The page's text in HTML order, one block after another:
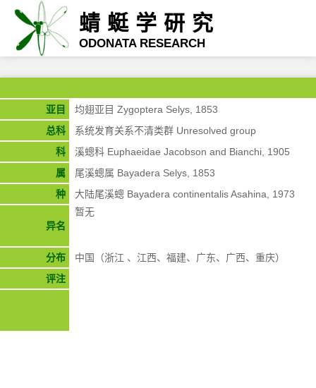
蜻蜓学研究
ODONATA RESEARCH
亚目
均翅亚目 Zygoptera Selys, 1853
总科
系统发育关系不清类群 Unresolved group
科
溪蟌科 Euphaeidae Jacobson and Bianchi, 1905
属
尾溪蟌属 Bayadera Selys, 1853
种
大陆尾溪蟌 Bayadera continentalis Asahina, 1973
异名
暂无
分布
中国（浙江 、江西、福建、广东、广西、重庆）
评注